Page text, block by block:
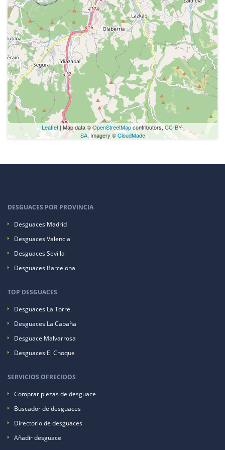
Leaflet | Map data ©OpenStreetMapcontributors,CC-BY-
SA, Imagery ©CloudMade
DESGUACES POR PROVINCIA
Desguaces Madrid
Desguaces Valencia
Desguaces Sevilla
Desguaces Barcelona
TOP DESGUACES
Desguaces La Torre
Desguaces La Cabaña
Desguace Malvarrosa
Desguaces El Choque
SERVICIOS OFRECIDOS
Comprar piezas de desguace
Buscador de desguaces
Directorio de desguaces
Añadir desguace